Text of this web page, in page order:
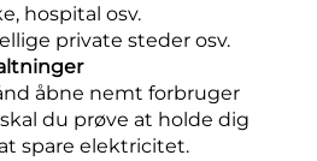
hospital osv.
private steder osv.
åbne nemt forbruger
du prøve at holde dig
spare elektricitet.